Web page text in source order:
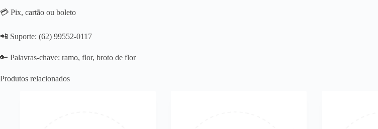
💳 Pix, cartão ou boleto
📲 Suporte: (62) 99552-0117
🔑 Palavras-chave: ramo, flor, broto de flor
Produtos relacionados